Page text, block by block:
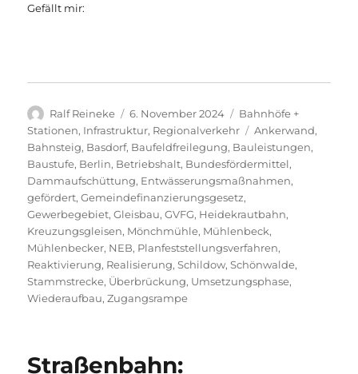
Gefällt mir:
Autor
Ralf Reineke
Veröffentlicht
am
6. November 2024 Kategorien
Bahnhöfe +
Stationen, Infrastruktur, Regionalverkehr Schlagwörter
Ankerwand,
Bahnsteig, Basdorf, Baufeldfreilegung, Bauleistungen,
Baustufe, Berlin, Betriebshalt, Bundesfördermittel,
Dammaufschüttung, Entwässerungsmaßnahmen,
gefördert,Gemeindefinanzierungsgesetz,
Gewerbegebiet,Gleisbau,GVFG, Heidekrautbahn,
Kreuzungsgleisen, Mönchmühle, Mühlenbeck,
Mühlenbecker, NEB, Planfeststellungsverfahren,
Reaktivierung, Realisierung,Schildow,Schönwalde,
Stammstrecke, Überbrückung, Umsetzungsphase,
Wiederaufbau,Zugangsrampe
Straßenbahn: